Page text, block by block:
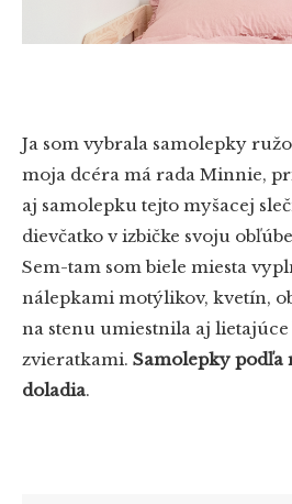
Ja som vybrala samolepky
moja dcéra má rada Minnie,
aj samolepku tejto myšacej
dievčatko v izbičke svoju
Sem-tam som biele miesta
nálepkami motýlikov, kvetín,
na stenu umiestnila aj
zvieratkami. Samolepky podľa
doladia.